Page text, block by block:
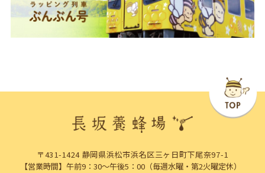
〒431-1424 静岡県浜松市浜名区三ヶ日町下尾奈97-1
【営業時間】午前9：30～午後5：00（毎週水曜・第2火曜定休）